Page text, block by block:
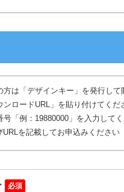
は「デザインキー」を発行して
ロードURL」を貼り付けてくだ
「例：19880000」を入力してく
を記載してお申込みください
必須